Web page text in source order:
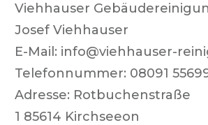
Viehhauser
Josef Viehhauser
E-Mail: info@viehhauser-
Telefonnummer: 08091
Adresse: Rotbuchenstraße
1 85614 Kirchseeon